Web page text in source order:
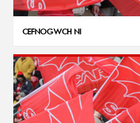
CEFNOGWCH NI